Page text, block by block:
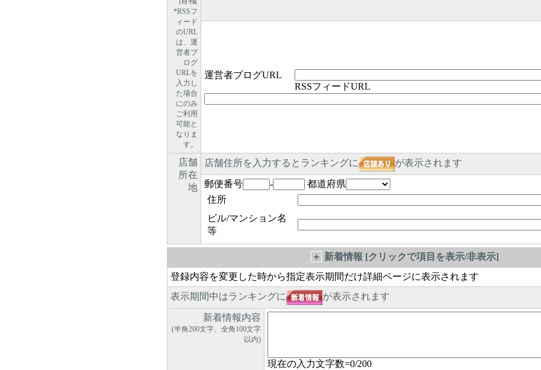
*RSSフ
ィード
のURL
は、運
営者ブ
ログ
URLを
入力し
た場合
にのみ
ご利用
可能と
なりま
す。
運営者ブログURL
RSSフィードURL
店舗
所在
地
店舗住所を入力するとランキングに が表示されます
郵便番号 -
都道府県
住所
ビル/マンション名
等
＋ 新着情報 [クリックで項目を表示/非表示]
登録内容を変更した時から指定表示期間だけ詳細ページに表示されます
表示期間中はランキングに
が表示されます
新着情報内容
(半角200文字、全角100文字
以内)
現在の入力文字数=0/200